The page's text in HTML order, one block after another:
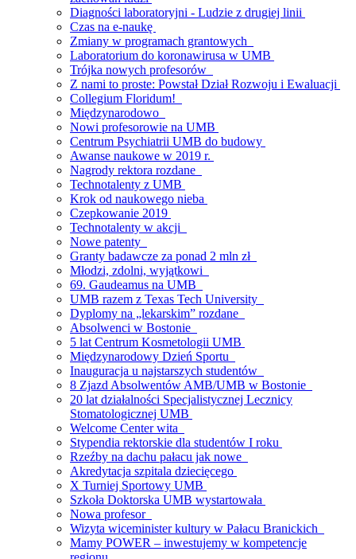
Diagności laboratoryjni - Ludzie z drugiej linii
Czas na e-naukę
Zmiany w programach grantowych
Laboratorium do koronawirusa w UMB
Trójka nowych profesorów
Z nami to proste: Powstał Dział Rozwoju i Ewaluacji
Collegium Floridum!
Międzynarodowo
Nowi profesorowie na UMB
Centrum Psychiatrii UMB do budowy
Awanse naukowe w 2019 r.
Nagrody rektora rozdane
Technotalenty z UMB
Krok od naukowego nieba
Czepkowanie 2019
Technotalenty w akcji
Nowe patenty
Granty badawcze za ponad 2 mln zł
Młodzi, zdolni, wyjątkowi
69. Gaudeamus na UMB
UMB razem z Texas Tech University
Dyplomy na „lekarskim” rozdane
Absolwenci w Bostonie
5 lat Centrum Kosmetologii UMB
Międzynarodowy Dzień Sportu
Inauguracja u najstarszych studentów
8 Zjazd Absolwentów AMB/UMB w Bostonie
20 lat działalności Specjalistycznej Lecznicy
Stomatologicznej UMB
Welcome Center wita
Stypendia rektorskie dla studentów I roku
Rzeźby na dachu pałacu jak nowe
Akredytacja szpitala dziecięcego
X Turniej Sportowy UMB
Szkoła Doktorska UMB wystartowała
Nowa profesor
Wizyta wiceminister kultury w Pałacu Branickich
Mamy POWER – inwestujemy w kompetencje